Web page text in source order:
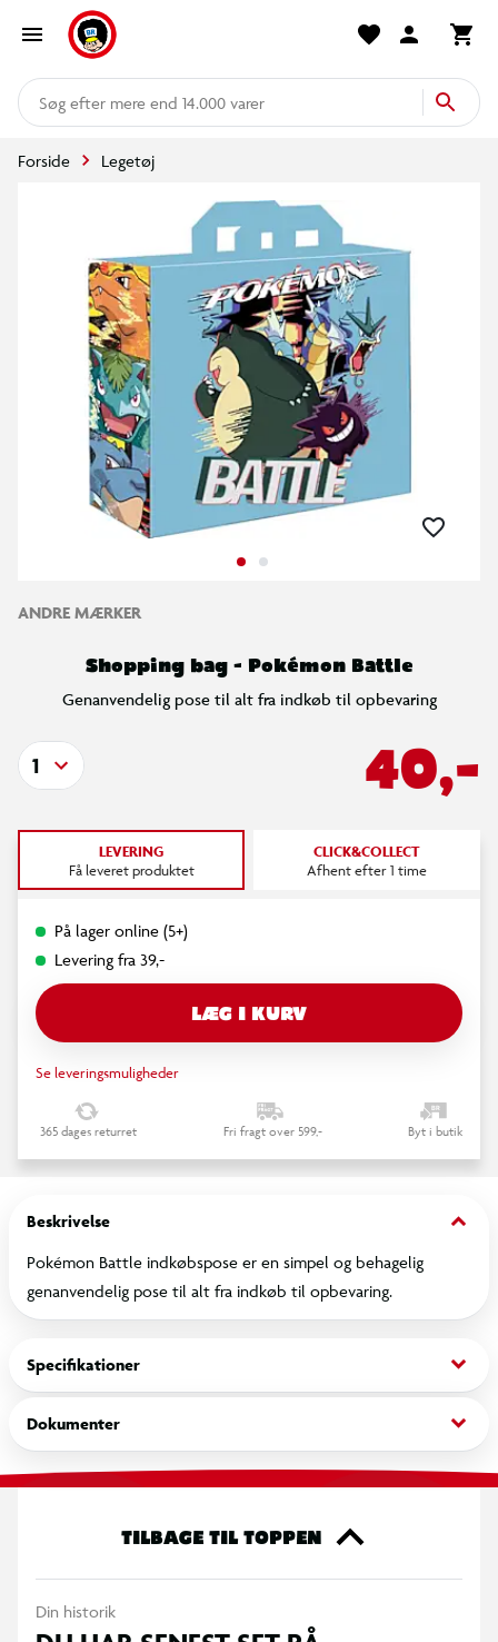
mere end 14.000 varer
Forside Legetøj
ANDRE MÆRKER
Shopping bag - Pokémon Battle
Genanvendelig pose til alt fra indkøb til opbevaring
40,-
1
LEVERING
Få leveret produktet
CLICK&COLLECT
Afhent efter 1 time
På lager online (5+)
Levering fra 39,-
LÆG I KURV
Se leveringsmuligheder
365 dages returret Fri fragt over 599,- Byt i butik
Beskrivelse keyboard_arrow_down
Pokémon Battle indkøbspose er en simpel og behagelig
genanvendelig pose til alt fra indkøb til opbevaring.
Specifikationer keyboard_arrow_down
Dokumenter keyboard_arrow_down
TILBAGE TIL TOPPEN
Din historik